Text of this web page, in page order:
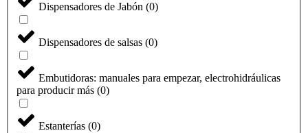
Dispensadores de Jabón (0)
Dispensadores de salsas (0)
Embutidoras: manuales para empezar, electrohidráulicas
para producir más (0)
Estanterías (0)